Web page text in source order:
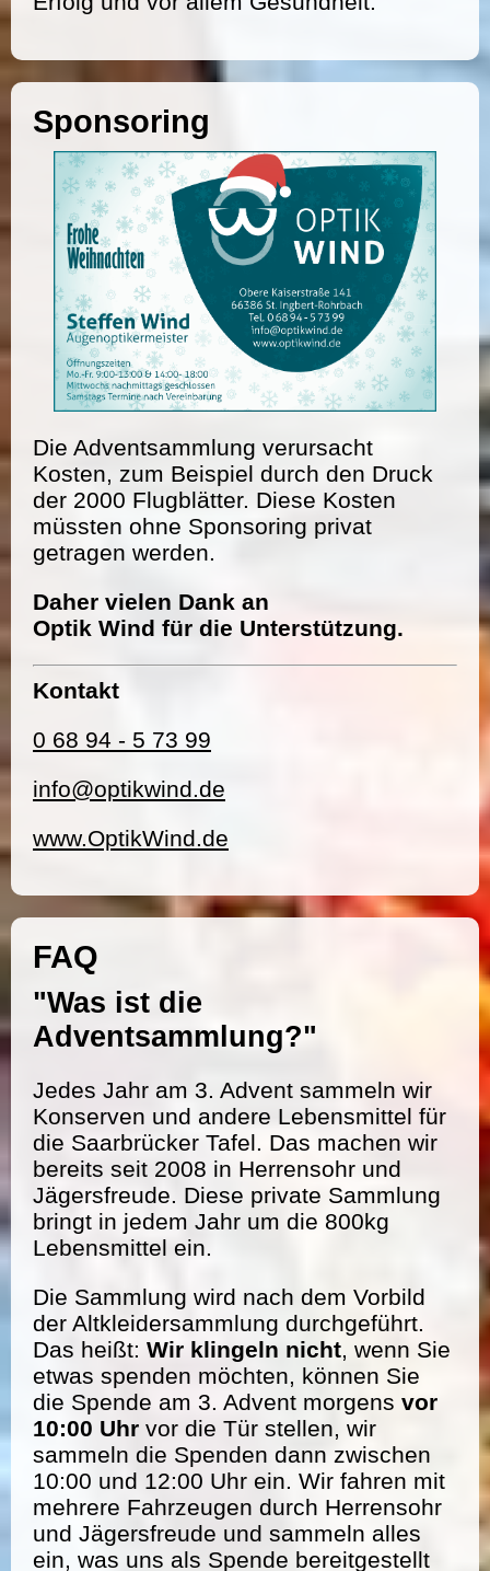
Sponsoring
Die Adventsammlung verursacht
Kosten, zum Beispiel durch den Druck
der 2000 Flugblätter. Diese Kosten
müssten ohne Sponsoring privat
getragen werden.
Daher vielen Dank an
Optik Wind für die Unterstützung.
Kontakt
0 68 94 - 5 73 99
info@optikwind.de
www.OptikWind.de
FAQ
"Was ist die
Adventsammlung?"
Jedes Jahr am 3. Advent sammeln wir
Konserven und andere Lebensmittel für
die Saarbrücker Tafel. Das machen wir
bereits seit 2008 in Herrensohr und
Jägersfreude. Diese private Sammlung
bringt in jedem Jahr um die 800kg
Lebensmittel ein.
Die Sammlung wird nach dem Vorbild
der Altkleidersammlung durchgeführt.
Das heißt: Wir klingeln nicht, wenn Sie
etwas spenden möchten, können Sie
die Spende am 3. Advent morgens vor
10:00 Uhr vor die Tür stellen, wir
sammeln die Spenden dann zwischen
10:00 und 12:00 Uhr ein. Wir fahren mit
mehrere Fahrzeugen durch Herrensohr
und Jägersfreude und sammeln alles
ein, was uns als Spende bereitgestellt